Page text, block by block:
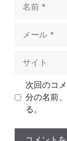
次回のコ
分の名前
る。